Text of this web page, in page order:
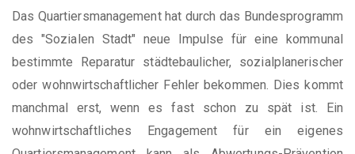
Das Quartiersmanagement hat durch das Bundesprogramm
des "Sozialen Stadt" neue Impulse für eine kommunal
bestimmte Reparatur städtebaulicher, sozialplanerischer
oder wohnwirtschaftlicher Fehler bekommen. Dies kommt
manchmal erst, wenn es fast schon zu spät ist. Ein
wohnwirtschaftliches Engagement für ein eigenes